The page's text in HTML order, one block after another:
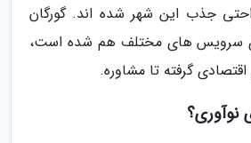
جذب این شهر شده اند. گورگان
سرویس های مختلف هم شده است،
اقتصادی گرفته تا مشاوره.
نوآوری؟